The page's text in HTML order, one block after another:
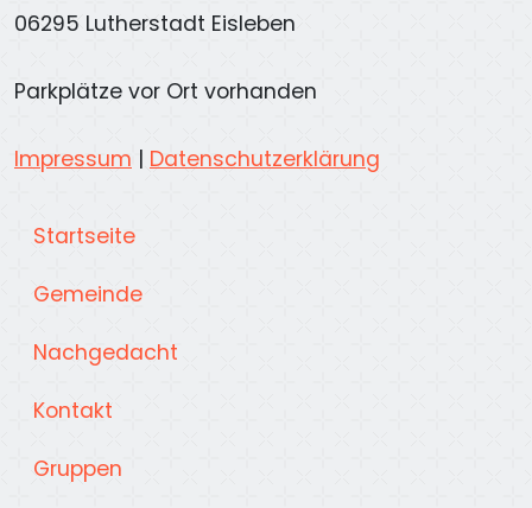
06295 Lutherstadt Eisleben
Parkplätze vor Ort vorhanden
Impressum | Datenschutzerklärung
Startseite
Gemeinde
Nachgedacht
Kontakt
Gruppen